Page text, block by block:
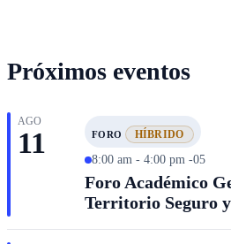
Próximos eventos
AGO
11 FORO HÍBRIDO
8:00 am - 4:00 pm -05
Foro Académico
Territorio Seguro